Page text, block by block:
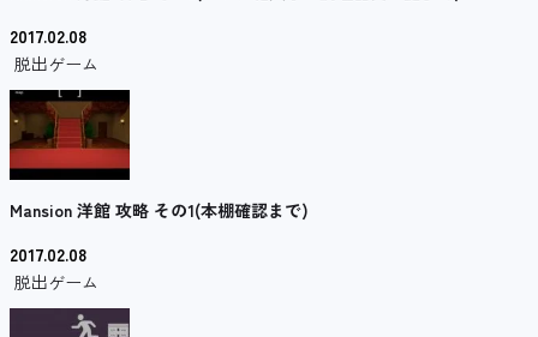
2017.02.08
脱出ゲーム
Mansion 洋館 攻略 その1(本棚確認まで)
2017.02.08
脱出ゲーム